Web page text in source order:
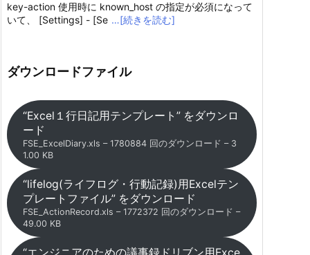
key-action 使用時に known_host の指定が必須になって
いて、 [Settings] - [Se …[続きを読む]
ダウンロードファイル
“Excel１行日記用テンプレート” をダウンロ
ード
FSE_ExcelDiary.xls – 1780884 回のダウンロード – 3
1.00 KB
“lifelog(ライフログ・行動記録)用Excelテン
プレートファイル” をダウンロード
FSE_ActionRecord.xls – 1772372 回のダウンロード –
49.00 KB